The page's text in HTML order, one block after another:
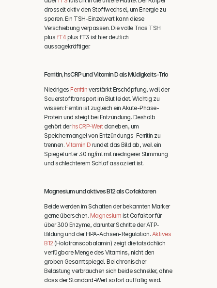
drosselt aktiv den Stoffwechsel, um Energie zu
sparen. Ein TSH-Einzelwert kann diese
Verschiebung verpassen. Die volle Trias TSH
plus fT4 plus fT3 ist hier deutlich
aussagekräftiger.
Ferritin, hsCRP und Vitamin D als Müdigkeits-Trio
Niedriges Ferritin verstärkt Erschöpfung, weil der
Sauerstofftransport im Blut leidet. Wichtig zu
wissen: Ferritin ist zugleich ein Akute-Phase-
Protein und steigt bei Entzündung. Deshalb
gehört der hsCRP-Wert daneben, um
Speichermangel von Entzündungs-Ferritin zu
trennen. Vitamin D rundet das Bild ab, weil ein
Spiegel unter 30 ng/ml mit niedrigerer Stimmung
und schlechterem Schlaf assoziiert ist.
Magnesium und aktives B12 als Cofaktoren
Beide werden im Schatten der bekannten Marker
gerne übersehen. Magnesium ist Cofaktor für
über 300 Enzyme, darunter Schritte der ATP-
Bildung und der HPA-Achsen-Regulation. Aktives
B12 (Holotranscobalamin) zeigt die tatsächlich
verfügbare Menge des Vitamins, nicht den
groben Gesamtspiegel. Bei chronischer
Belastung verbrauchen sich beide schneller, ohne
dass der Standard-Wert sofort auffällig wird.